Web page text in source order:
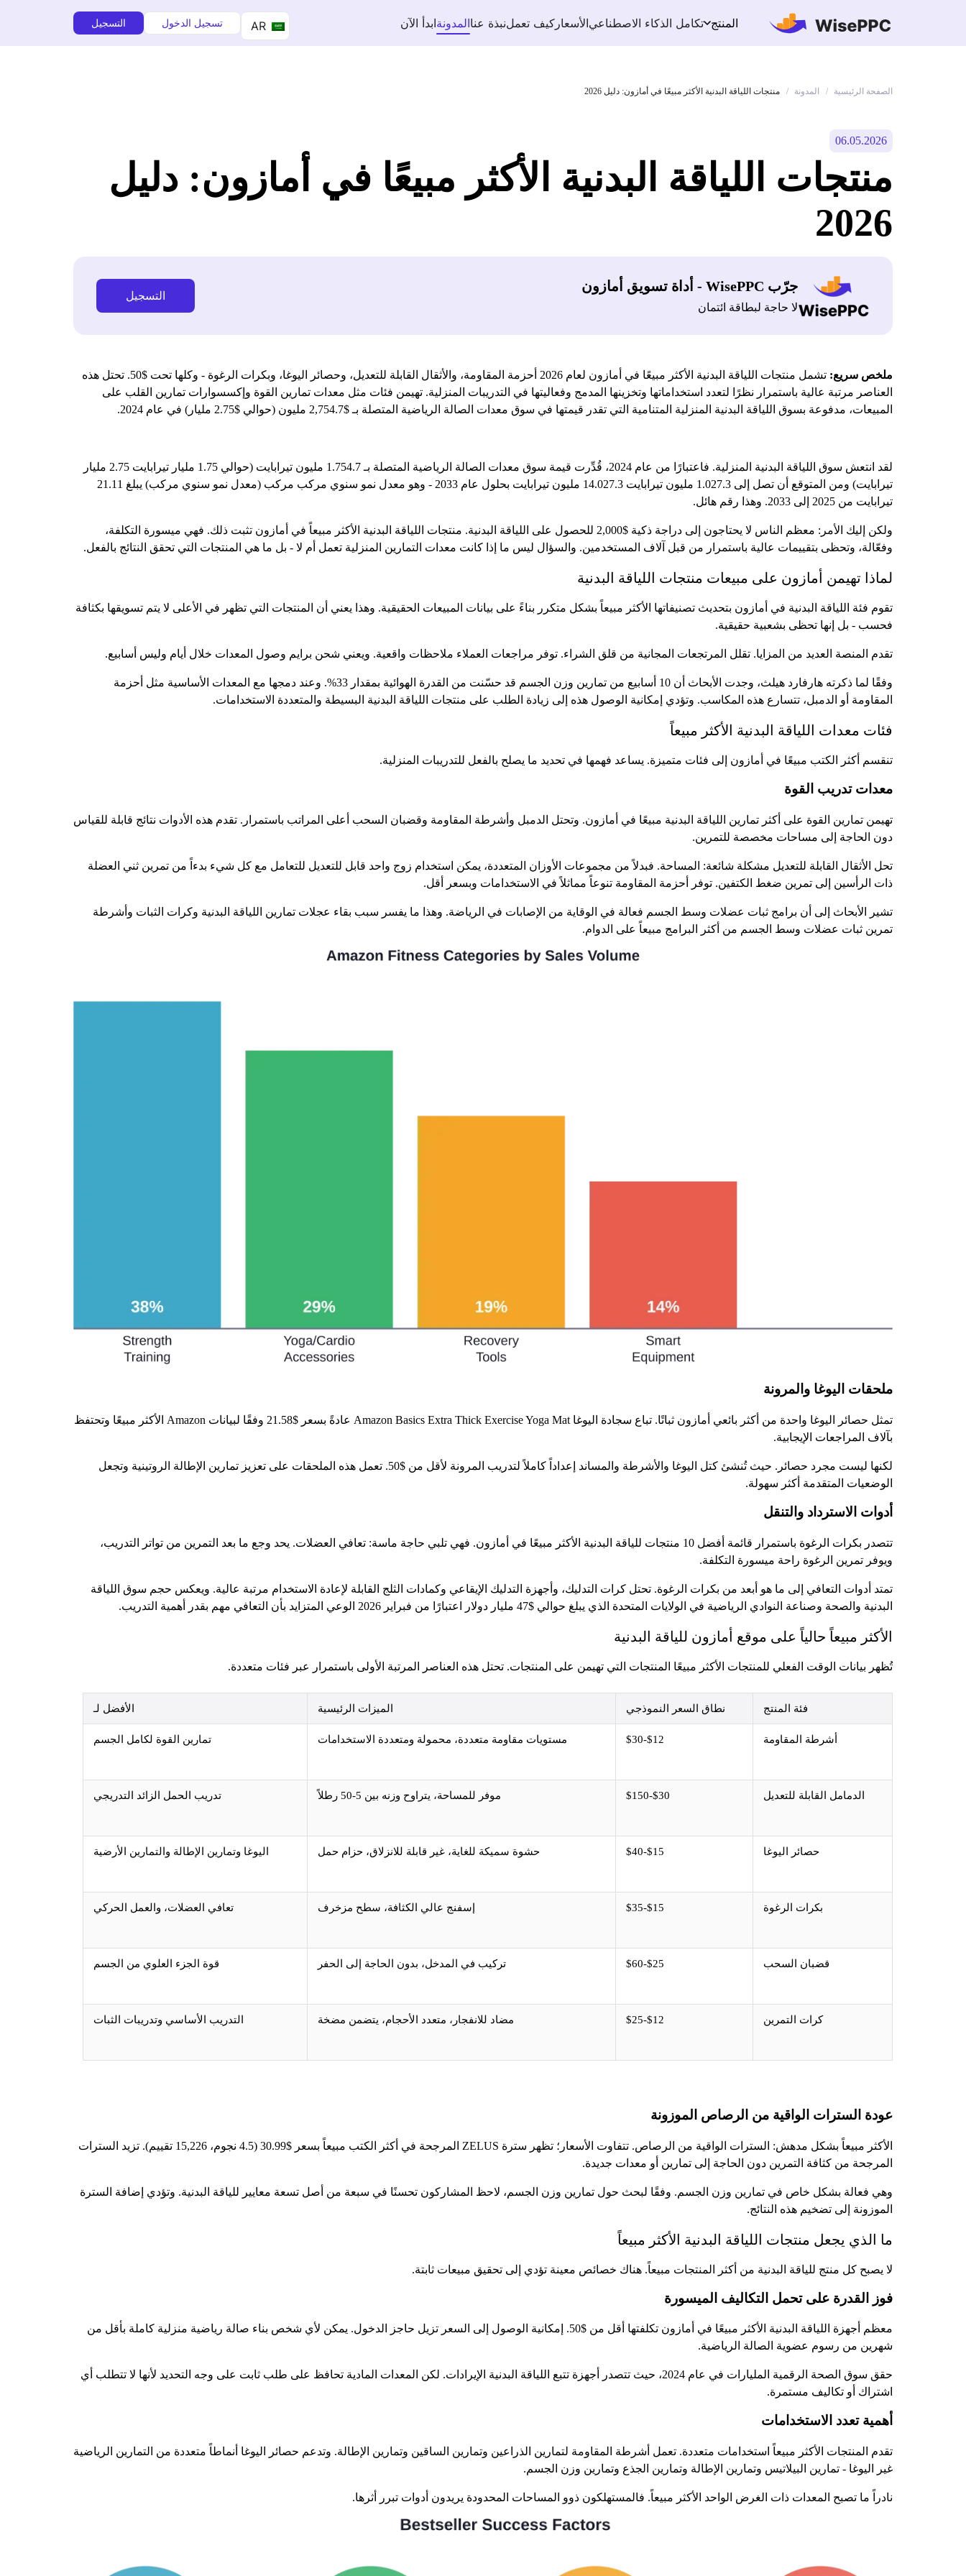
المنتج تكامل الذكاء الاصطناعيالأسعار كيف تعملنبذة عناالمدونةابدأ الآن تسجيل الدخول التسجيل
الصفحة الرئيسية / المدونة / منتجات اللياقة البدنية الأكثر مبيعًا في أمازون: دليل 2026
06.05.2026
منتجات اللياقة البدنية الأكثر مبيعًا في أمازون: دليل
2026
جرّب WisePPC - أداة تسويق أمازون
لا حاجة لبطاقة ائتمان
التسجيل
ملخص سريع:
تشمل منتجات اللياقة البدنية الأكثر مبيعًا في أمازون لعام 2026 أحزمة المقاومة، والأثقال القابلة للتعديل، وحصائر اليوغا، وبكرات الرغوة - وكلها تحت $50. تحتل هذه
العناصر مرتبة عالية باستمرار نظرًا لتعدد استخداماتها وتخزينها المدمج وفعاليتها في التدريبات المنزلية. تهيمن فئات مثل معدات تمارين القوة وإكسسوارات تمارين القلب على
المبيعات، مدفوعة بسوق اللياقة البدنية المنزلية المتنامية التي تقدر قيمتها في سوق معدات الصالة الرياضية المتصلة بـ $2,754.7 مليون (حوالي $2.75 مليار) في عام 2024.
لقد انتعش سوق اللياقة البدنية المنزلية. فاعتبارًا من عام 2024، قُدِّرت قيمة سوق معدات الصالة الرياضية المتصلة بـ 1.754.7 مليون تيرابايت (حوالي 1.75 مليار تيرابايت 2.75 مليار
تيرابايت) ومن المتوقع أن تصل إلى 1.027.3 مليون تيرابايت 14.027.3 مليون تيرابايت بحلول عام 2033 - وهو معدل نمو سنوي مركب مركب (معدل نمو سنوي مركب) يبلغ 21.11
تيرابايت من 2025 إلى 2033. وهذا رقم هائل.
ولكن إليك الأمر: معظم الناس لا يحتاجون إلى دراجة ذكية $2,000 للحصول على اللياقة البدنية. منتجات اللياقة البدنية الأكثر مبيعاً في أمازون تثبت ذلك. فهي ميسورة التكلفة،
وفعّالة، وتحظى بتقييمات عالية باستمرار من قبل آلاف المستخدمين. والسؤال ليس ما إذا كانت معدات التمارين المنزلية تعمل أم لا - بل ما هي المنتجات التي تحقق النتائج بالفعل.
لماذا تهيمن أمازون على مبيعات منتجات اللياقة البدنية
تقوم فئة اللياقة البدنية في أمازون بتحديث تصنيفاتها الأكثر مبيعاً بشكل متكرر بناءً على بيانات المبيعات الحقيقية. وهذا يعني أن المنتجات التي تظهر في الأعلى لا يتم تسويقها بكثافة
فحسب - بل إنها تحظى بشعبية حقيقية.
تقدم المنصة العديد من المزايا. تقلل المرتجعات المجانية من قلق الشراء. توفر مراجعات العملاء ملاحظات واقعية. ويعني شحن برايم وصول المعدات خلال أيام وليس أسابيع.
وفقًا لما ذكرته هارفارد هيلث، وجدت الأبحاث أن 10 أسابيع من تمارين وزن الجسم قد حسّنت من القدرة الهوائية بمقدار 33%. وعند دمجها مع المعدات الأساسية مثل أحزمة
المقاومة أو الدمبل، تتسارع هذه المكاسب. وتؤدي إمكانية الوصول هذه إلى زيادة الطلب على منتجات اللياقة البدنية البسيطة والمتعددة الاستخدامات.
فئات معدات اللياقة البدنية الأكثر مبيعاً
تنقسم أكثر الكتب مبيعًا في أمازون إلى فئات متميزة. يساعد فهمها في تحديد ما يصلح بالفعل للتدريبات المنزلية.
معدات تدريب القوة
تهيمن تمارين القوة على أكثر تمارين اللياقة البدنية مبيعًا في أمازون. وتحتل الدمبل وأشرطة المقاومة وقضبان السحب أعلى المراتب باستمرار. تقدم هذه الأدوات نتائج قابلة للقياس
دون الحاجة إلى مساحات مخصصة للتمرين.
تحل الأثقال القابلة للتعديل مشكلة شائعة: المساحة. فبدلاً من مجموعات الأوزان المتعددة، يمكن استخدام زوج واحد قابل للتعديل للتعامل مع كل شيء بدءاً من تمرين ثني العضلة
ذات الرأسين إلى تمرين ضغط الكتفين. توفر أحزمة المقاومة تنوعاً مماثلاً في الاستخدامات وبسعر أقل.
تشير الأبحاث إلى أن برامج ثبات عضلات وسط الجسم فعالة في الوقاية من الإصابات في الرياضة. وهذا ما يفسر سبب بقاء عجلات تمارين اللياقة البدنية وكرات الثبات وأشرطة
تمرين ثبات عضلات وسط الجسم من أكثر البرامج مبيعاً على الدوام.
ملحقات اليوغا والمرونة
تمثل حصائر اليوغا واحدة من أكثر بائعي أمازون ثباتًا. تباع سجادة اليوغا Amazon Basics Extra Thick Exercise Yoga Mat عادةً بسعر $21.58 وفقًا لبيانات Amazon الأكثر مبيعًا وتحتفظ
بآلاف المراجعات الإيجابية.
لكنها ليست مجرد حصائر. حيث تُنشئ كتل اليوغا والأشرطة والمساند إعداداً كاملاً لتدريب المرونة لأقل من $50. تعمل هذه الملحقات على تعزيز تمارين الإطالة الروتينية وتجعل
الوضعيات المتقدمة أكثر سهولة.
أدوات الاسترداد والتنقل
تتصدر بكرات الرغوة باستمرار قائمة أفضل 10 منتجات للياقة البدنية الأكثر مبيعًا في أمازون. فهي تلبي حاجة ماسة: تعافي العضلات. يحد وجع ما بعد التمرين من تواتر التدريب،
ويوفر تمرين الرغوة راحة ميسورة التكلفة.
تمتد أدوات التعافي إلى ما هو أبعد من بكرات الرغوة. تحتل كرات التدليك، وأجهزة التدليك الإيقاعي وكمادات الثلج القابلة لإعادة الاستخدام مرتبة عالية. ويعكس حجم سوق اللياقة
البدنية والصحة وصناعة النوادي الرياضية في الولايات المتحدة الذي يبلغ حوالي $47 مليار دولار اعتبارًا من فبراير 2026 الوعي المتزايد بأن التعافي مهم بقدر أهمية التدريب.
الأكثر مبيعاً حالياً على موقع أمازون للياقة البدنية
تُظهر بيانات الوقت الفعلي للمنتجات الأكثر مبيعًا المنتجات التي تهيمن على المنتجات. تحتل هذه العناصر المرتبة الأولى باستمرار عبر فئات متعددة.
فئة المنتج نطاق السعر النموذجي الميزات الرئيسية الأفضل لـ
أشرطة المقاومة $12-$30 مستويات مقاومة متعددة، محمولة ومتعددة الاستخدامات تمارين القوة لكامل الجسم
الدمامل القابلة للتعديل $30-$150 موفر للمساحة، يتراوح وزنه بين 5-50 رطلاً تدريب الحمل الزائد التدريجي
حصائر اليوغا $15-$40 حشوة سميكة للغاية، غير قابلة للانزلاق، حزام حمل اليوغا وتمارين الإطالة والتمارين الأرضية
بكرات الرغوة $15-$35 إسفنج عالي الكثافة، سطح مزخرف تعافي العضلات، والعمل الحركي
قضبان السحب $25-$60 تركيب في المدخل، بدون الحاجة إلى الحفر قوة الجزء العلوي من الجسم
كرات التمرين $12-$25 مضاد للانفجار، متعدد الأحجام، يتضمن مضخة التدريب الأساسي وتدريبات الثبات
عودة السترات الواقية من الرصاص الموزونة
الأكثر مبيعاً بشكل مدهش: السترات الواقية من الرصاص. تتفاوت الأسعار؛ تظهر سترة ZELUS المرجحة في أكثر الكتب مبيعاً بسعر $30.99 (4.5 نجوم، 15,226 تقييم). تزيد السترات
المرجحة من كثافة التمرين دون الحاجة إلى تمارين أو معدات جديدة.
وهي فعالة بشكل خاص في تمارين وزن الجسم. وفقًا لبحث حول تمارين وزن الجسم، لاحظ المشاركون تحسنًا في سبعة من أصل تسعة معايير للياقة البدنية. وتؤدي إضافة السترة
الموزونة إلى تضخيم هذه النتائج.
ما الذي يجعل منتجات اللياقة البدنية الأكثر مبيعاً
لا يصبح كل منتج للياقة البدنية من أكثر المنتجات مبيعاً. هناك خصائص معينة تؤدي إلى تحقيق مبيعات ثابتة.
فوز القدرة على تحمل التكاليف الميسورة
معظم أجهزة اللياقة البدنية الأكثر مبيعًا في أمازون تكلفتها أقل من $50. إمكانية الوصول إلى السعر تزيل حاجز الدخول. يمكن لأي شخص بناء صالة رياضية منزلية كاملة بأقل من
شهرين من رسوم عضوية الصالة الرياضية.
حقق سوق الصحة الرقمية المليارات في عام 2024، حيث تتصدر أجهزة تتبع اللياقة البدنية الإيرادات. لكن المعدات المادية تحافظ على طلب ثابت على وجه التحديد لأنها لا تتطلب أي
اشتراك أو تكاليف مستمرة.
أهمية تعدد الاستخدامات
تقدم المنتجات الأكثر مبيعاً استخدامات متعددة. تعمل أشرطة المقاومة لتمارين الذراعين وتمارين الساقين وتمارين الإطالة. وتدعم حصائر اليوغا أنماطاً متعددة من التمارين الرياضية
غير اليوغا - تمارين البيلاتيس وتمارين الإطالة وتمارين الجذع وتمارين وزن الجسم.
نادراً ما تصبح المعدات ذات الغرض الواحد الأكثر مبيعاً. فالمستهلكون ذوو المساحات المحدودة يريدون أدوات تبرر أثرها.